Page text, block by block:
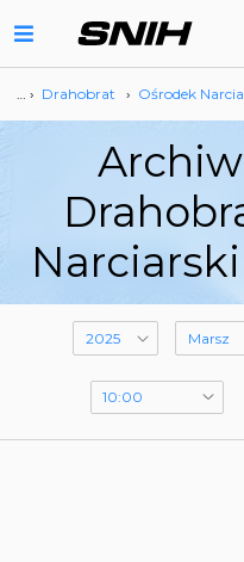
… › Drahobrat › Ośrodek